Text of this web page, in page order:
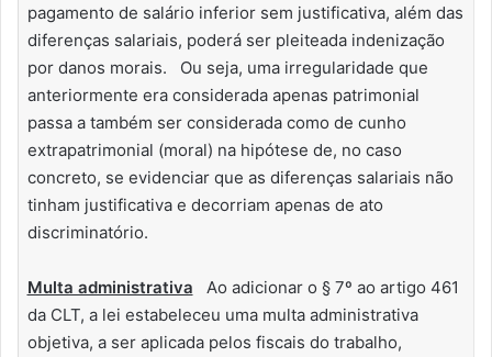
pagamento de salário inferior sem justificativa, além das
diferenças salariais, poderá ser pleiteada indenização
por danos morais. Ou seja, uma irregularidade que
anteriormente era considerada apenas patrimonial
passa a também ser considerada como de cunho
extrapatrimonial (moral) na hipótese de, no caso
concreto, se evidenciar que as diferenças salariais não
tinham justificativa e decorriam apenas de ato
discriminatório.
Multa administrativa Ao adicionar o § 7º ao artigo 461
da CLT, a lei estabeleceu uma multa administrativa
objetiva, a ser aplicada pelos fiscais do trabalho,